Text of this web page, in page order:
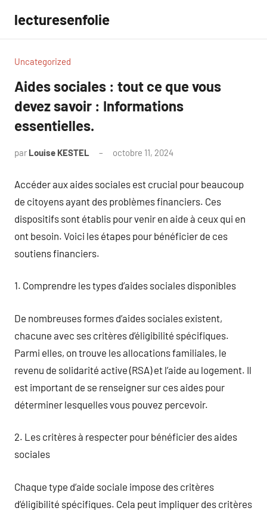
contenu
lecturesenfolie
Uncategorized
Aides sociales : tout ce que vous
devez savoir : Informations
essentielles.
par Louise KESTEL octobre 11, 2024
Accéder aux aides sociales est crucial pour beaucoup
de citoyens ayant des problèmes financiers. Ces
dispositifs sont établis pour venir en aide à ceux qui en
ont besoin. Voici les étapes pour bénéficier de ces
soutiens financiers.
1. Comprendre les types d’aides sociales disponibles
De nombreuses formes d’aides sociales existent,
chacune avec ses critères d’éligibilité spécifiques.
Parmi elles, on trouve les allocations familiales, le
revenu de solidarité active (RSA) et l’aide au logement. Il
est important de se renseigner sur ces aides pour
déterminer lesquelles vous pouvez percevoir.
2. Les critères à respecter pour bénéficier des aides
sociales
Chaque type d’aide sociale impose des critères
d’éligibilité spécifiques. Cela peut impliquer des critères